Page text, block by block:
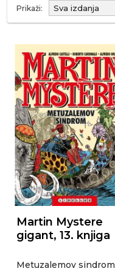
Prikaži:
Martin Mystere
gigant, 13. knjiga
Metuzalemov sindrom